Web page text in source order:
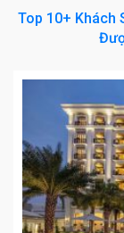
Top 10+ Khách